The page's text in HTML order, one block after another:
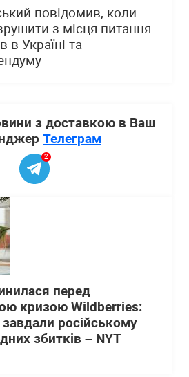
повідомив, коли
з місця питання
в Україні та
з доставкою в Ваш
Телеграм
2
перед
кризою Wildberries:
російському
збитків – NYT